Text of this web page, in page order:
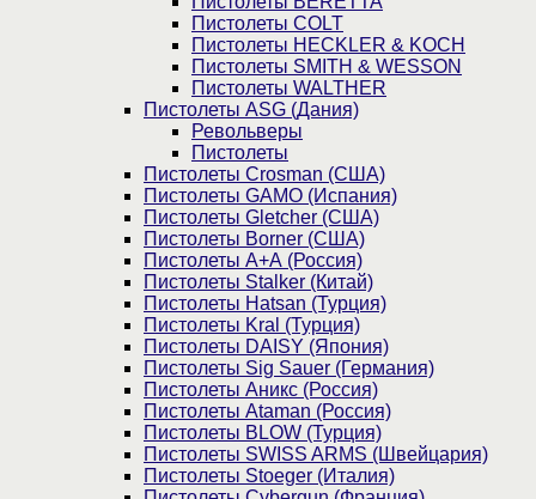
Пистолеты COLT
Пистолеты HECKLER & KOCH
Пистолеты SMITH & WESSON
Пистолеты WALTHER
Пистолеты ASG (Дания)
Револьверы
Пистолеты
Пистолеты Crosman (США)
Пистолеты GAMO (Испания)
Пистолеты Gletcher (США)
Пистолеты Borner (США)
Пистолеты А+А (Россия)
Пистолеты Stalker (Китай)
Пистолеты Hatsan (Турция)
Пистолеты Kral (Турция)
Пистолеты DAISY (Япония)
Пистолеты Sig Sauer (Германия)
Пистолеты Аникс (Россия)
Пистолеты Ataman (Россия)
Пистолеты BLOW (Турция)
Пистолеты SWISS ARMS (Швейцария)
Пистолеты Stoeger (Италия)